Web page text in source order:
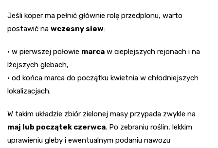
Jeśli koper ma pełnić głównie rolę przedplonu, warto
postawić na wczesny siew:
• w pierwszej połowie marca w cieplejszych rejonach i na
lżejszych glebach,
• od końca marca do początku kwietnia w chłodniejszych
lokalizacjach.
W takim układzie zbiór zielonej masy przypada zwykle na
maj lub początek czerwca. Po zebraniu roślin, lekkim
uprawieniu gleby i ewentualnym podaniu nawozu